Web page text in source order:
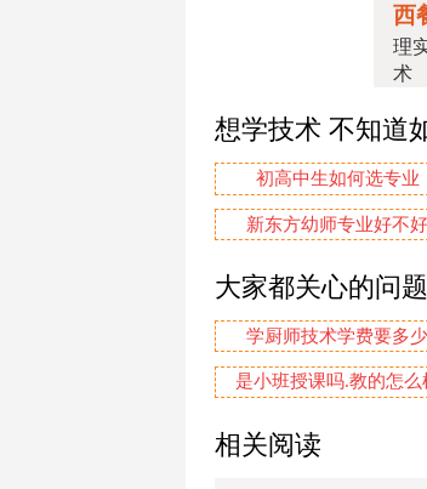
西
理
术
想学技术 不知道
初高中生如何选专业
新东方幼师专业好不好
大家都关心的问题
学厨师技术学费要多少
是小班授课吗.教的怎么
相关阅读